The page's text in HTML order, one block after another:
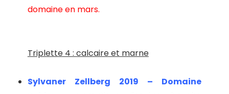
domaine en mars.
Triplette 4 : calcaire et marne
Sylvaner Zellberg 2019 – Domaine